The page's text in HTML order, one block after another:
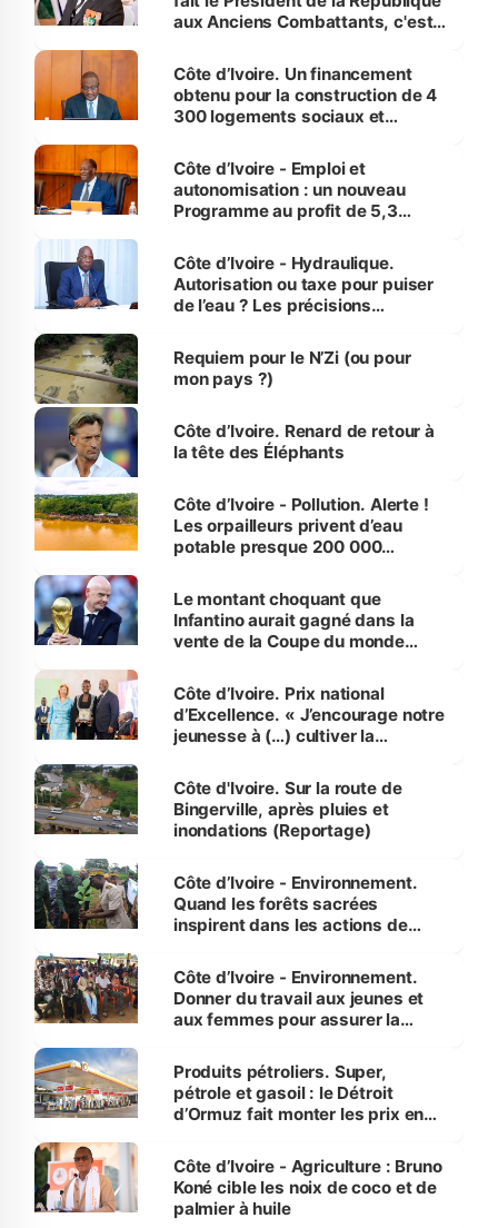
aux Anciens Combattants, c'est
Côte d’Ivoire. Un financement
obtenu pour la construction de 4
300 logements sociaux et
et Yamoussoukro
Côte d’Ivoire - Emploi et
autonomisation : un nouveau
Programme au profit de 5,3
Côte d’Ivoire - Hydraulique.
Autorisation ou taxe pour puiser
de l’eau ? Les précisions
Requiem pour le N’Zi (ou pour
mon pays ?)
Côte d’Ivoire. Renard de retour à
la tête des Éléphants
Côte d’Ivoire - Pollution. Alerte !
Les orpailleurs privent d’eau
potable presque 200 000
Le montant choquant que
Infantino aurait gagné dans la
vente de la Coupe du monde
Côte d’Ivoire. Prix national
d’Excellence. « J’encourage notre
jeunesse à (…) cultiver la
(Alassane Ouattara
Côte d'Ivoire. Sur la route de
Bingerville, après pluies et
inondations (Reportage)
Côte d’Ivoire - Environnement.
Quand les forêts sacrées
inspirent dans les actions de
Côte d’Ivoire - Environnement.
Donner du travail aux jeunes et
aux femmes pour assurer la
menacées
Produits pétroliers. Super,
pétrole et gasoil : le Détroit
d’Ormuz fait monter les prix en
Côte d’Ivoire - Agriculture : Bruno
Koné cible les noix de coco et de
palmier à huile